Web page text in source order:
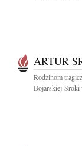
ARTUR
Rodzinom
Bojarskiej-Sroki